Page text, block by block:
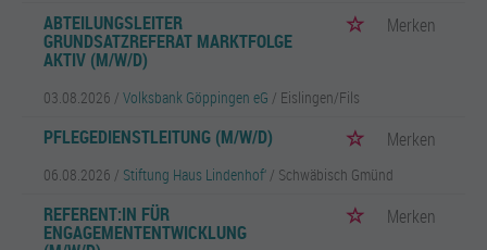
ABTEILUNGSLEITER
GRUNDSATZREFERAT MARKTFOLGE
AKTIV (M/W/D)
Merken
03.08.2026 / Volksbank Göppingen eG / Eislingen/Fils
PFLEGEDIENSTLEITUNG (M/W/D) Merken
06.08.2026 / Stiftung Haus Lindenhof‘ / Schwäbisch Gmünd
REFERENT:IN FÜR
ENGAGEMENTENTWICKLUNG
Merken